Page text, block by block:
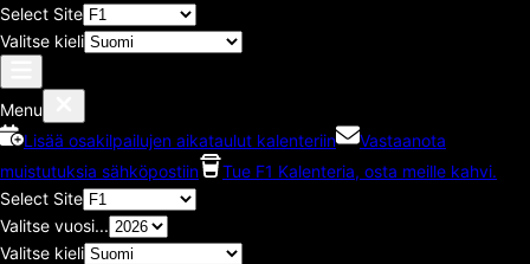
Select Site
Valitse kieli
Menu
Lisää osakilpailujen aikataulut kalenteriin
Vastaanota
muistutuksia sähköpostiin
Tue F1 Kalenteria, osta meille kahvi.
Select Site
Valitse vuosi...
Valitse kieli